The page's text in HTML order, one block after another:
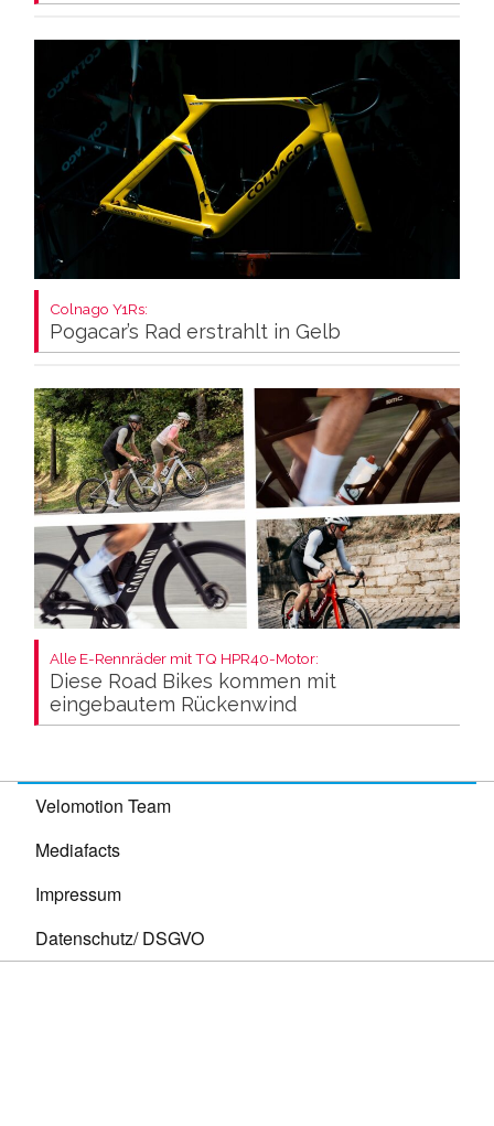
Colnago Y1Rs:
Pogacar’s Rad erstrahlt in Gelb
Alle E-Rennräder mit TQ HPR40-Motor:
Diese Road Bikes kommen mit
eingebautem Rückenwind
Velomotion Team
Mediafacts
Impressum
Datenschutz/ DSGVO